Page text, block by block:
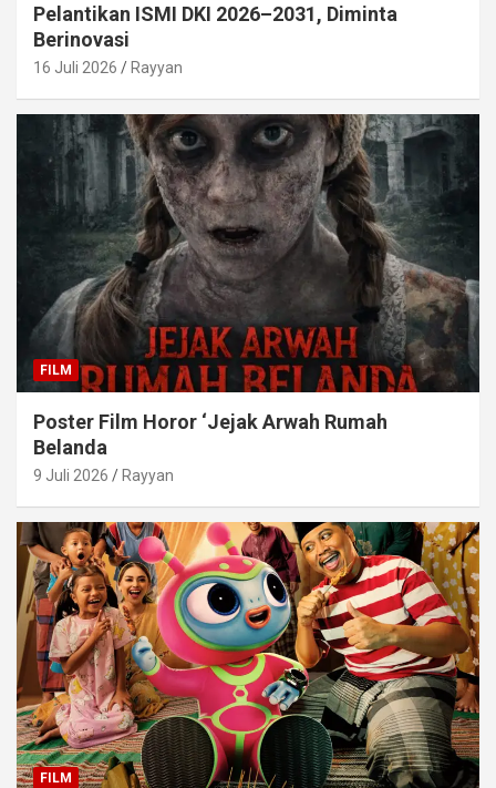
Pelantikan ISMI DKI 2026–2031, Diminta
Berinovasi
16 Juli 2026 Rayyan
FILM
Poster Film Horor ‘Jejak Arwah Rumah
Belanda
9 Juli 2026 Rayyan
FILM